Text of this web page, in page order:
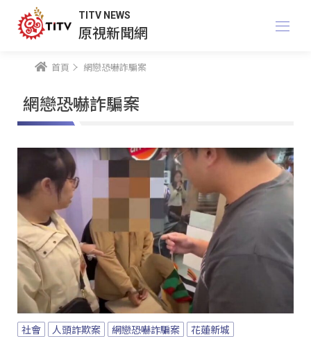
TITV NEWS
原視新聞網
首頁 網戀恐嚇詐騙案
網戀恐嚇詐騙案
社會 人頭詐欺案 網戀恐嚇詐騙案 花蓮新城